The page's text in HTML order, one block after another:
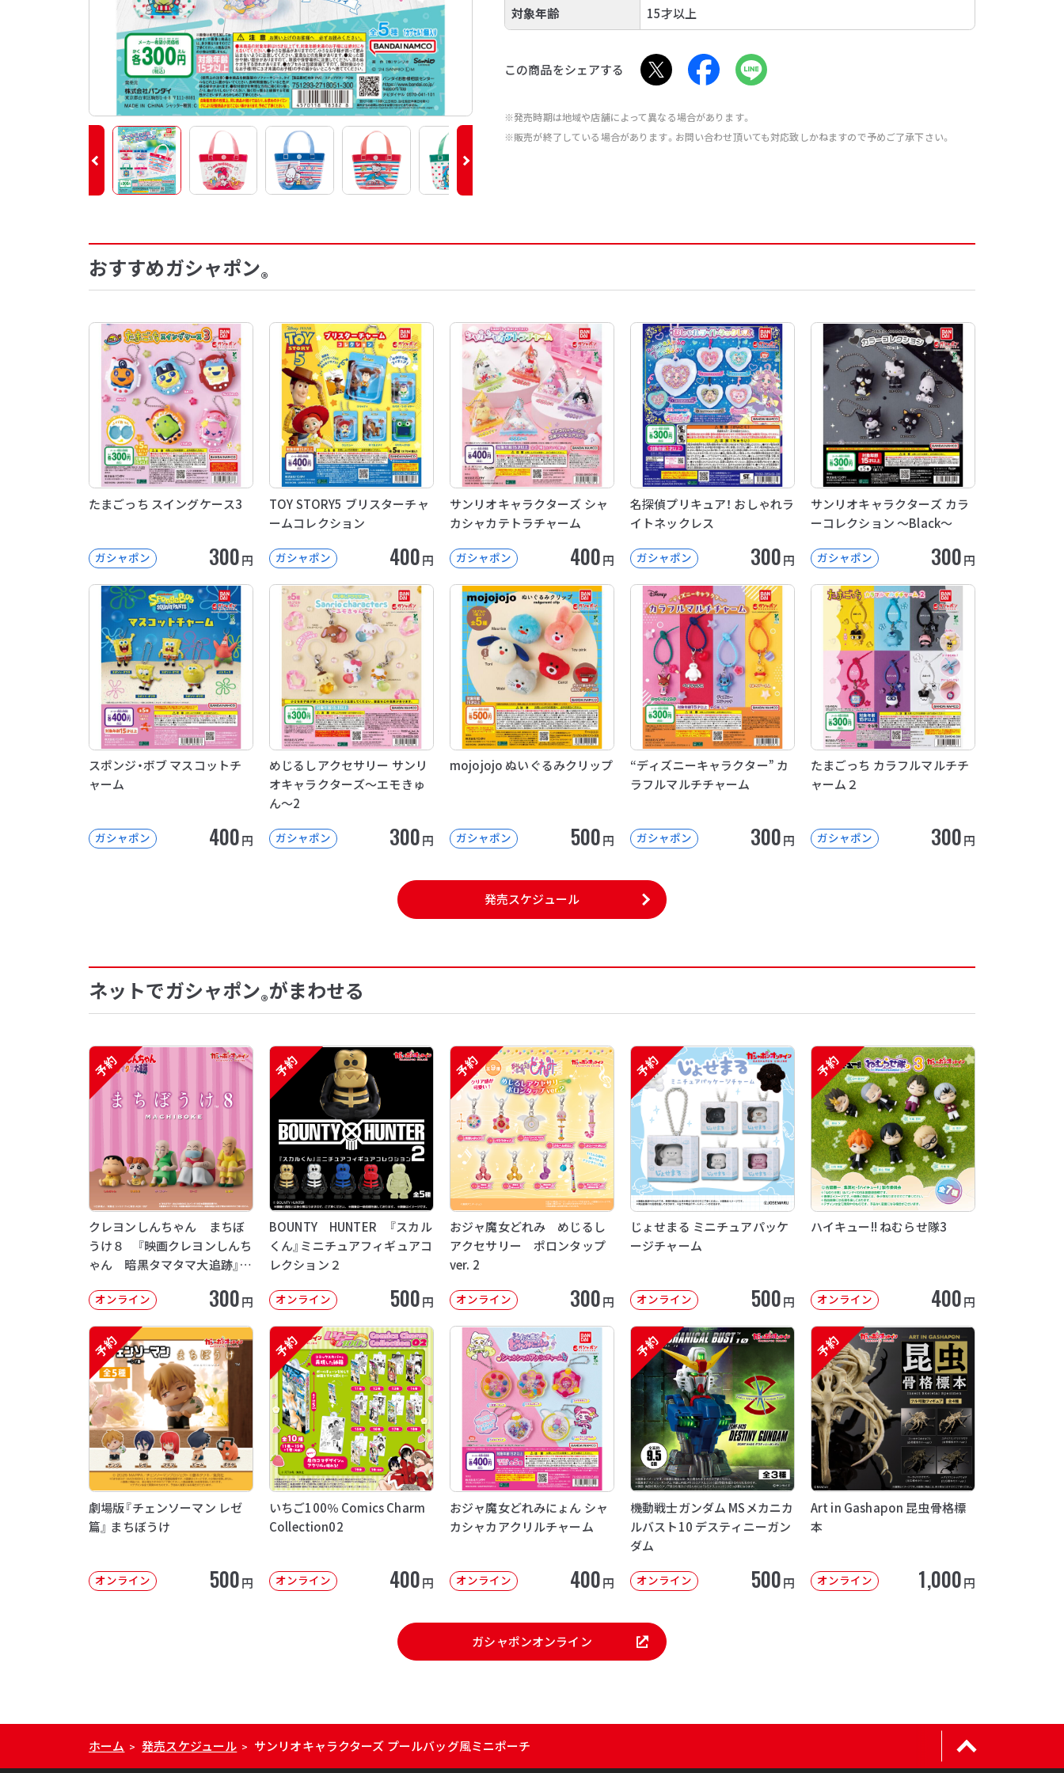
対象年齢 15才以上
この商品をシェアする
※発売時期は地域や店舗によって異なる場合があります。
※販売が終了している場合があります。お問い合わせ頂いても対応致しかねますので予めご了承下さい。
おすすめガシャポン®
たまごっち スイングケース3
ガシャポン 300円
TOY STORY5 ブリスターチャ
ームコレクション
ガシャポン 400円
サンリオキャラクターズ シャ
カシャカテトラチャーム
ガシャポン 400円
名探偵プリキュア！ おしゃれラ
イトネックレス
ガシャポン 300円
サンリオキャラクターズ カラ
ーコレクション ～Black～
ガシャポン 300円
スポンジ・ボブ マスコットチ
ャーム
ガシャポン 400円
めじるしアクセサリー サンリ
オキャラクターズ～エモきゅ
ん～2
ガシャポン 300円
mojojojo ぬいぐるみクリップ
ガシャポン 500円
“ディズニーキャラクター” カ
ラフルマルチチャーム
ガシャポン 300円
たまごっち カラフルマルチチ
ャーム２
ガシャポン 300円
発売スケジュール
ネットでガシャポン®がまわせる
予約
クレヨンしんちゃん まちぼ
うけ８ 『映画クレヨンしんち
ゃん 暗黒タマタマ大追跡』
オンライン 300円
予約
BOUNTY HUNTER 『スカル
くん』ミニチュアフィギュアコ
レクション２
オンライン 500円
予約
おジャ魔女どれみ めじるし
アクセサリー ポロンタップ
ver. 2
オンライン 300円
予約
じょせまる ミニチュアパッケ
ージチャーム
オンライン 500円
予約
ハイキュー!! ねむらせ隊3
オンライン 400円
予約
劇場版『チェンソーマン レゼ
篇』 まちぼうけ
オンライン 500円
予約
いちご100％ Comics Charm
Collection02
オンライン 400円
おジャ魔女どれみにょん シャ
カシャカアクリルチャーム
オンライン 400円
予約
機動戦士ガンダム MSメカニカ
ルバスト10 デスティニーガン
ダム
オンライン 500円
予約
Art in Gashapon 昆虫骨格標
本
オンライン 1,000円
ガシャポンオンライン
ホーム > 発売スケジュール > サンリオキャラクターズ プールバッグ風ミニポーチ